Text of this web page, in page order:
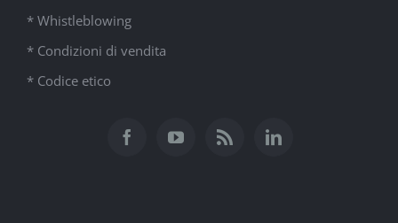
* Whistleblowing
* Condizioni di vendita
* Codice etico